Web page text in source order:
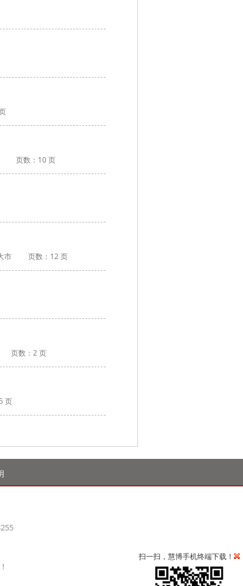
页数：10 页
市 页数：12 页
页数：2 页
页
扫一扫，慧博手机终端下载！